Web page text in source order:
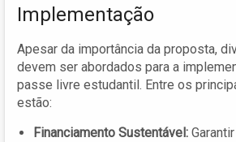
Implementação
Apesar da importância da proposta,
devem ser abordados para a
passe livre estudantil. Entre os
estão:
Financiamento Sustentável: